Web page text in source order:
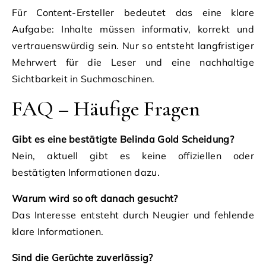
Für Content-Ersteller bedeutet das eine klare
Aufgabe: Inhalte müssen informativ, korrekt und
vertrauenswürdig sein. Nur so entsteht langfristiger
Mehrwert für die Leser und eine nachhaltige
Sichtbarkeit in Suchmaschinen.
FAQ – Häufige Fragen
Gibt es eine bestätigte Belinda Gold Scheidung?
Nein, aktuell gibt es keine offiziellen oder
bestätigten Informationen dazu.
Warum wird so oft danach gesucht?
Das Interesse entsteht durch Neugier und fehlende
klare Informationen.
Sind die Gerüchte zuverlässig?